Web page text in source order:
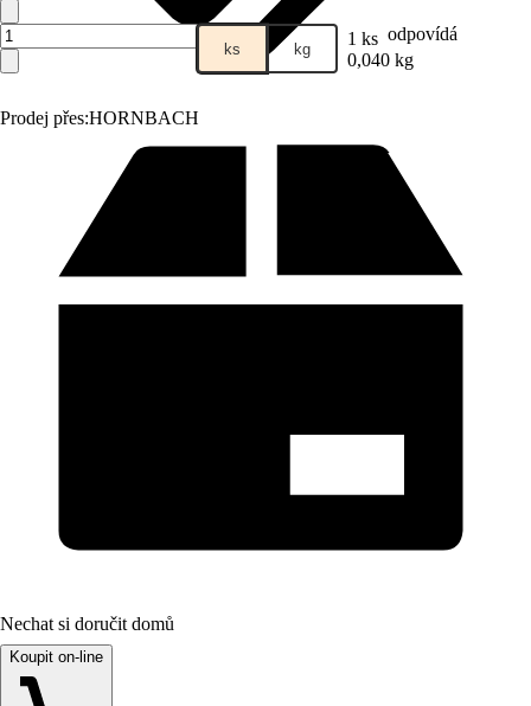
Prodej přes:HORNBACH
ks kg 1 ks odpovídá
0,040 kg
Nechat si doručit domů
Koupit on-line